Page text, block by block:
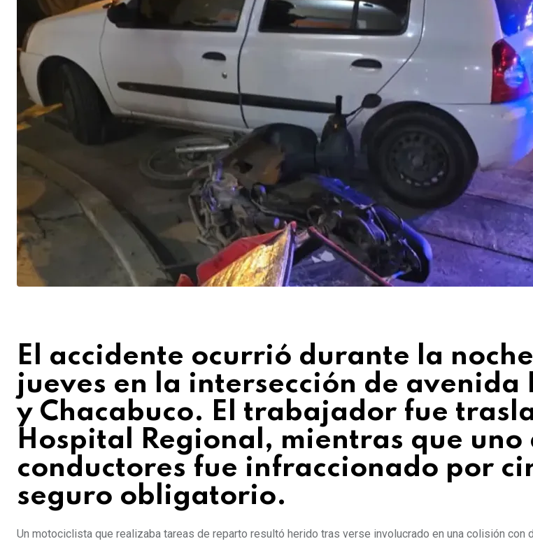
El accidente ocurrió durante la
jueves en la intersección de avenida
y Chacabuco. El trabajador fue
Hospital Regional, mientras que uno
conductores fue infraccionado por
seguro obligatorio.
Un motociclista que realizaba tareas de reparto resultó herido tras verse involucrado en una colisión con